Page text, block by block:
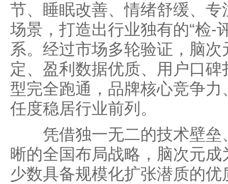
节、睡眠改善、情绪舒缓、
场景，打造出行业独有的“检-
系。经过市场多轮验证，脑
定、盈利数据优质、用户口
型完全跑通，品牌核心竞争
任度稳居行业前列。
凭借独一无二的技术壁垒
晰的全国布局战略，脑次元
少数具备规模化扩张潜质的